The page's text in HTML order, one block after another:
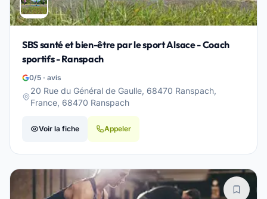
SBS santé et bien-être par le sport Alsace - Coach
sportifs - Ranspach
0/5 · avis
20 Rue du Général de Gaulle, 68470 Ranspach,
France, 68470 Ranspach
Voir la fiche Appeler